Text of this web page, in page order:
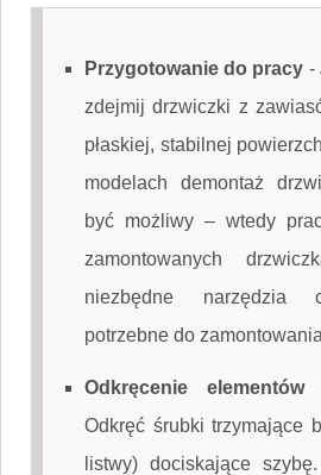
Przygotowanie do pracy -
zdejmij drzwiczki z
płaskiej, stabilnej
modelach demontaż
być możliwy – wtedy
zamontowanych
niezbędne narzędzia
potrzebne do
Odkręcenie elementów
Odkręć śrubki trzymające
listwy) dociskające